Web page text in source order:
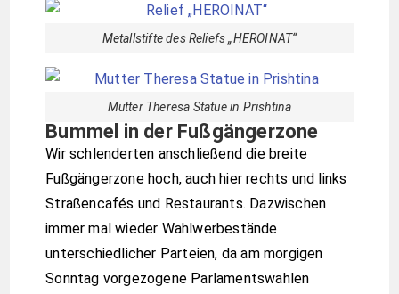
Metallstifte des Reliefs „HEROINAT“
Mutter Theresa Statue in Prishtina
Bummel in der Fußgängerzone
Wir schlenderten anschließend die breite
Fußgängerzone hoch, auch hier rechts und links
Straßencafés und Restaurants. Dazwischen
immer mal wieder Wahlwerbestände
unterschiedlicher Parteien, da am morgigen
Sonntag vorgezogene Parlamentswahlen